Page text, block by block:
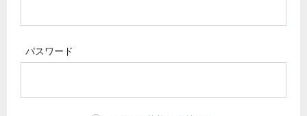
パスワード